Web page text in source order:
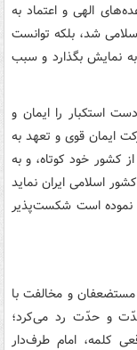
الهی و اعتماد به
شد، بلکه توانست
به نمایش بگذارد و سبب
استکبار را ایمان و
ایمان قوی و تعهد به
کشور خود کوتاه، و به
اسلامی ایران نماید
نموده است شکست‌پذیر
مستضعفان و مخالفت با
شدّت و حدّت رد می‌کرد؛
کلمه، امام طرف‌دار